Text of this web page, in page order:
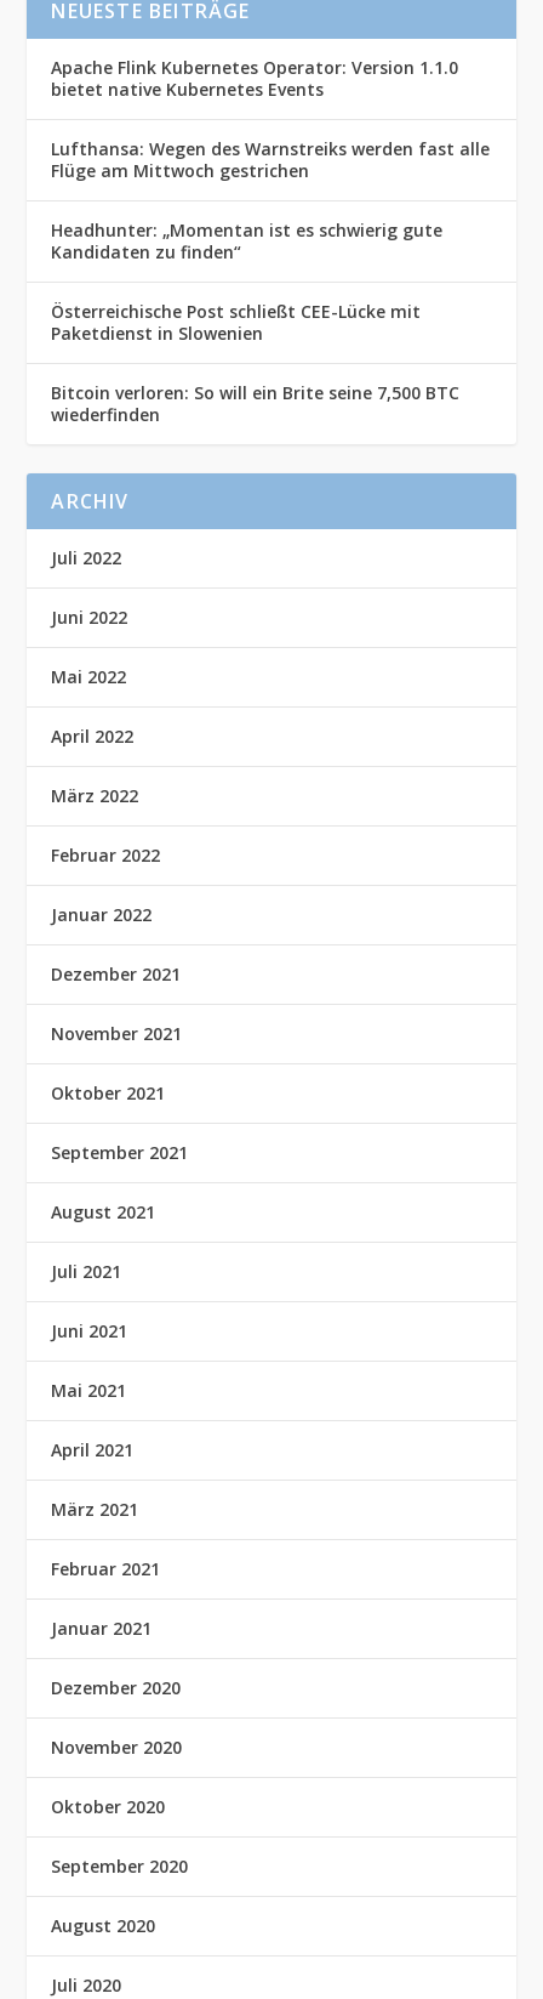
NEUESTE BEITRÄGE
Apache Flink Kubernetes Operator: Version 1.1.0
bietet native Kubernetes Events
Lufthansa: Wegen des Warnstreiks werden fast alle
Flüge am Mittwoch gestrichen
Headhunter: „Momentan ist es schwierig gute
Kandidaten zu finden“
Österreichische Post schließt CEE-Lücke mit
Paketdienst in Slowenien
Bitcoin verloren: So will ein Brite seine 7,500 BTC
wiederfinden
ARCHIV
Juli 2022
Juni 2022
Mai 2022
April 2022
März 2022
Februar 2022
Januar 2022
Dezember 2021
November 2021
Oktober 2021
September 2021
August 2021
Juli 2021
Juni 2021
Mai 2021
April 2021
März 2021
Februar 2021
Januar 2021
Dezember 2020
November 2020
Oktober 2020
September 2020
August 2020
Juli 2020